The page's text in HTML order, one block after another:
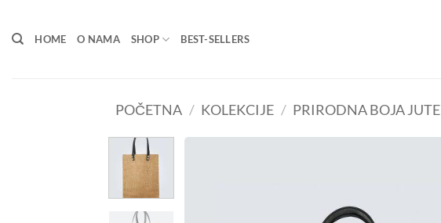
content
HOME O NAMA SHOP BEST-SELLERS
POČETNA / KOLEKCIJE / PRIRODNA BOJA JUTE